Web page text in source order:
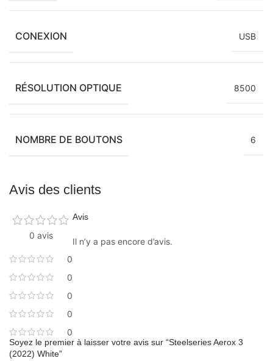
CONEXION USB
RÉSOLUTION OPTIQUE 8500
NOMBRE DE BOUTONS 6
Avis des clients
0 avis
0
0
0
0
0
Avis
Il n’y a pas encore d’avis.
Soyez le premier à laisser votre avis sur “Steelseries Aerox 3
(2022) White”